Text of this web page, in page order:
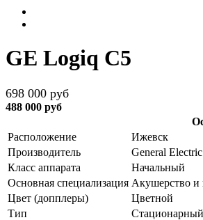
GE Logiq C5
698 000 руб
488 000 руб
Расположение
Ижевск
Производитель
General Electric
Класс аппарата
Начальный
Основная специализация Акушерство и
Цвет (допплеры)
Цветной
Тип
Стационарный